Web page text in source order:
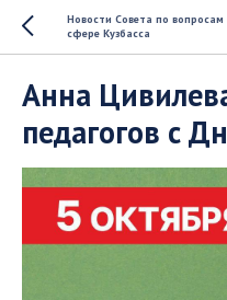
Новости Совета по вопросам
сфере Кузбасса
Анна
педагогов с